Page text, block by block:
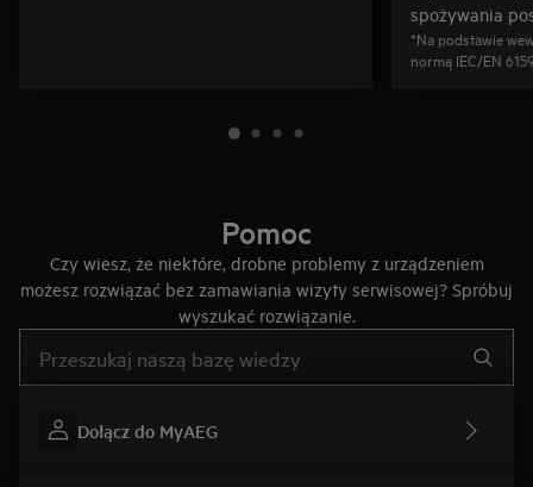
spożywania
*Na podstawie
normą IEC/EN
Pomoc
Czy wiesz, że niektóre, drobne problemy z urządzeniem
możesz rozwiązać bez zamawiania wizyty serwisowej? Spróbuj
wyszukać rozwiązanie.
Dołącz do MyAEG